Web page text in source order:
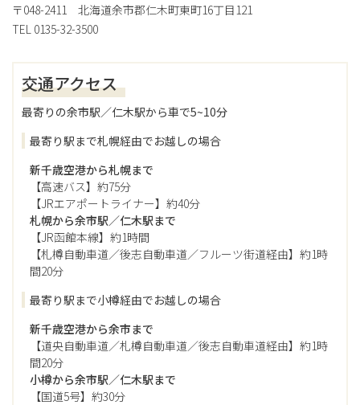
〒048-2411 北海道余市郡仁木町東町16丁目121
TEL 0135-32-3500
交通アクセス
最寄りの余市駅／仁木駅から車で5~10分
最寄り駅まで札幌経由でお越しの場合
新千歳空港から札幌まで
【高速バス】約75分
【JRエアポートライナー】約40分
札幌から余市駅／仁木駅まで
【JR函館本線】約1時間
【札樽自動車道／後志自動車道／フルーツ街道経由】約1時
間20分
最寄り駅まで小樽経由でお越しの場合
新千歳空港から余市まで
【道央自動車道／札樽自動車道／後志自動車道経由】 約1時
間20分
小樽から余市駅／仁木駅まで
【国道5号】約30分